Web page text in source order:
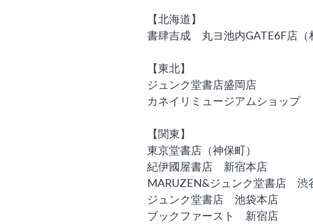
【北海道】
書肆吉成 丸ヨ池内GATE6F店（
【東北】
ジュンク堂書店盛岡店
カネイリミュージアムショップ
【関東】
東京堂書店（神保町）
紀伊國屋書店 新宿本店
MARUZEN&ジュンク堂書店 渋
ジュンク堂書店 池袋本店
ブックファースト 新宿店